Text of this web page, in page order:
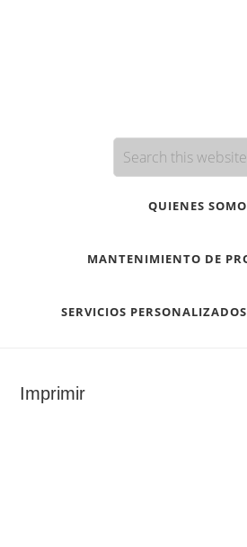
QUIENES
MANTENIMIENTO DE
SERVICIOS PERSONALIZADOS
Imprimir